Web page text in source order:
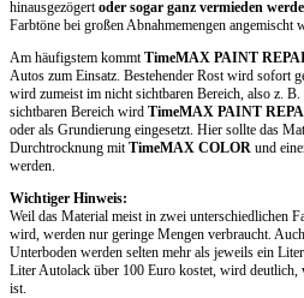
hinausgezögertoder sogar ganz vermieden
Farbtöne bei großen Abnahmemengen angemischt
Am häufigstem kommtTimeMAX PAINT
Autos zum Einsatz. Bestehender Rost wird sofort
wird zumeist im nicht sichtbaren Bereich, also z.
sichtbaren Bereich wird TimeMAX PAINT
oder als Grundierung eingesetzt. Hier sollte das
Durchtrocknung mitTimeMAX COLOR und
werden.
Wichtiger Hinweis:
Weil das Material meist in zwei unterschiedlichen
wird, werden nur geringe Mengen verbraucht.
Unterboden werden selten mehr als jeweils ein
Liter Autolack über 100 Euro kostet, wird
ist.